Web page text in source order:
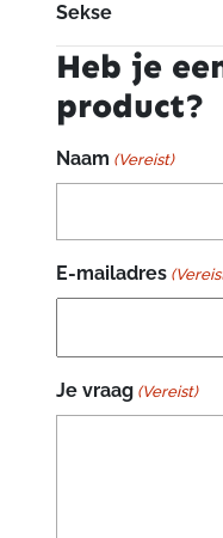
Sekse
Heb je
product?
Naam (Vereist)
E-mailadres
Je vraag (Vereist)